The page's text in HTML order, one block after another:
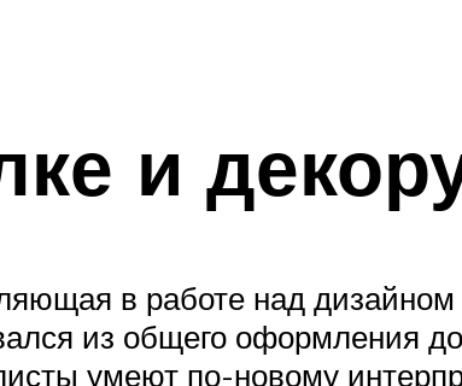
и
в работе над
из общего оформления
умеют по-новому